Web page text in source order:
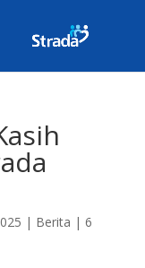
| Berita | 6